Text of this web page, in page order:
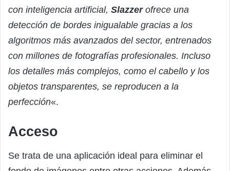
con inteligencia artificial, Slazzerofrece una
detección de bordes inigualable gracias a los
algoritmos más avanzados del sector, entrenados
con millones de fotografías profesionales. Incluso
los detalles más complejos, como el cabello y los
objetos transparentes, se reproducen a la
perfección«.
Acceso
Se trata de una aplicación ideal para eliminar el